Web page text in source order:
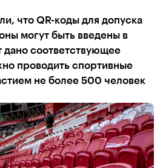
что QR-коды для допуска
могут быть введены в
дано соответствующее
проводить спортивные
не более 500 человек